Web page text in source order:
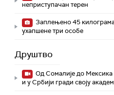
неприступачан терен
Заплењено 45
ухапшене три особе
Друштво
Од Сомалије до Мексика
и у Србији гради своју